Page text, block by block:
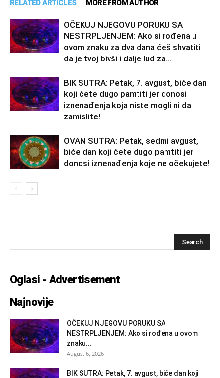
RELATED ARTICLES MORE FROM AUTHOR
OČEKUJ NJEGOVU PORUKU SA
NESTRPLJENJEM: Ako si rođena u
ovom znaku za dva dana ćeš shvatiti
da je tvoj bivši i dalje lud za...
BIK SUTRA: Petak, 7. avgust, biće dan
koji ćete dugo pamtiti jer donosi
iznenađenja koja niste mogli ni da
zamislite!
OVAN SUTRA: Petak, sedmi avgust,
biće dan koji ćete dugo pamtiti jer
donosi iznenađenja koje ne očekujete!
Oglasi - Advertisement
Najnovije
OČEKUJ NJEGOVU PORUKU SA
NESTRPLJENJEM: Ako si rođena u ovom
znaku...
August 6, 2026
BIK SUTRA: Petak, 7. avgust, biće dan koji